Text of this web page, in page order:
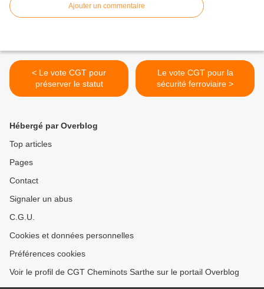
Ajouter un commentaire
< Le vote CGT pour
préserver le statut
Le vote CGT pour la
sécurité ferroviaire >
Hébergé par Overblog
Top articles
Pages
Contact
Signaler un abus
C.G.U.
Cookies et données personnelles
Préférences cookies
Voir le profil de CGT Cheminots Sarthe sur le portail Overblog